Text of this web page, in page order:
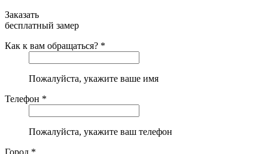
Заказать
бесплатный замер
Как к вам обращаться? *
Пожалуйста, укажите ваше имя
Телефон *
Пожалуйста, укажите ваш телефон
Город *